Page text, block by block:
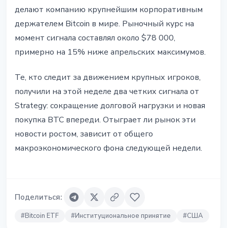
делают компанию крупнейшим корпоративным
держателем Bitcoin в мире. Рыночный курс на
момент сигнала составлял около $78 000,
примерно на 15% ниже апрельских максимумов.
Те, кто следит за движением крупных игроков,
получили на этой неделе два четких сигнала от
Strategy: сокращение долговой нагрузки и новая
покупка BTC впереди. Отыграет ли рынок эти
новости ростом, зависит от общего
макроэкономического фона следующей недели.
Поделиться:
#Bitcoin ETF #Институциональное принятие #США